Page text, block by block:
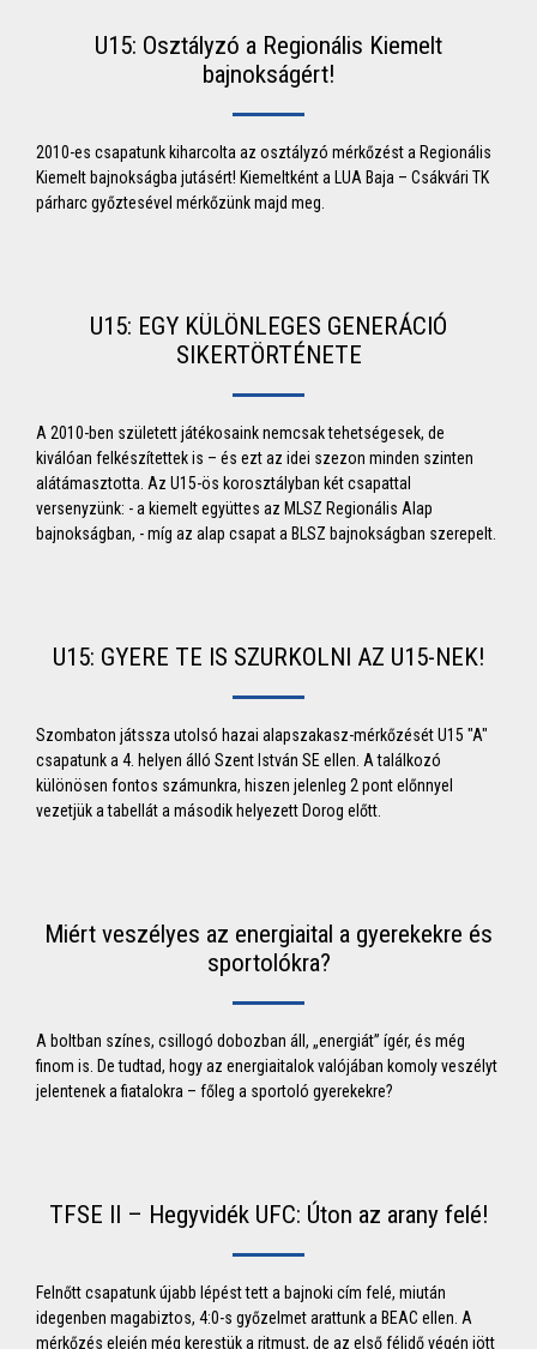
U15: Osztályzó a Regionális Kiemelt
bajnokságért!
2010-es csapatunk kiharcolta az osztályzó mérkőzést a Regionális
Kiemelt bajnokságba jutásért! Kiemeltként a LUA Baja – Csákvári TK
párharc győztesével mérkőzünk majd meg.
U15: EGY KÜLÖNLEGES GENERÁCIÓ
SIKERTÖRTÉNETE
A 2010-ben született játékosaink nemcsak tehetségesek, de
kiválóan felkészítettek is – és ezt az idei szezon minden szinten
alátámasztotta. Az U15-ös korosztályban két csapattal
versenyzünk: - a kiemelt együttes az MLSZ Regionális Alap
bajnokságban, - míg az alap csapat a BLSZ bajnokságban szerepelt.
U15: GYERE TE IS SZURKOLNI AZ U15-NEK!
Szombaton játssza utolsó hazai alapszakasz-mérkőzését U15 "A"
csapatunk a 4. helyen álló Szent István SE ellen. A találkozó
különösen fontos számunkra, hiszen jelenleg 2 pont előnnyel
vezetjük a tabellát a második helyezett Dorog előtt.
Miért veszélyes az energiaital a gyerekekre és
sportolókra?
A boltban színes, csillogó dobozban áll, „energiát” ígér, és még
finom is. De tudtad, hogy az energiaitalok valójában komoly veszélyt
jelentenek a fiatalokra – főleg a sportoló gyerekekre?
TFSE II – Hegyvidék UFC: Úton az arany felé!
Felnőtt csapatunk újabb lépést tett a bajnoki cím felé, miután
idegenben magabiztos, 4:0-s győzelmet arattunk a BEAC ellen. A
mérkőzés elején még kerestük a ritmust, de az első félidő végén jött